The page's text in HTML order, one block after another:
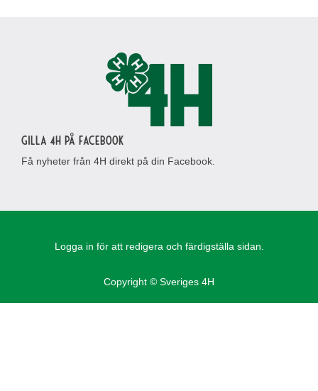
Gilla 4H på Facebook
Få nyheter från 4H direkt på din Facebook.
Logga in för att redigera och färdigställa sidan.
Copyright © Sveriges 4H